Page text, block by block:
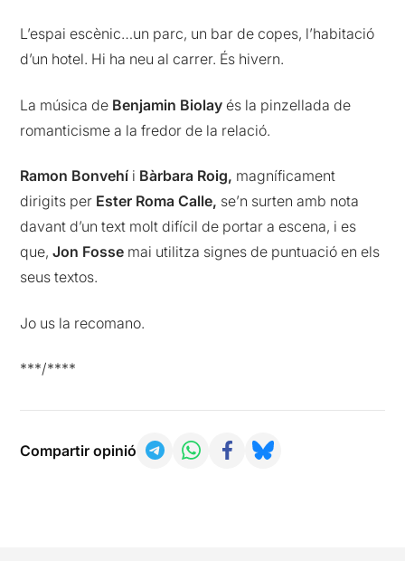
L’espai escènic…un parc, un bar de copes, l’habitació
d’un hotel. Hi ha neu al carrer. És hivern.
La música de Benjamin Biolay és la pinzellada de
romanticisme a la fredor de la relació.
Ramon Bonvehí i Bàrbara Roig, magníficament
dirigits per Ester Roma Calle, se’n surten amb nota
davant d’un text molt difícil de portar a escena, i es
que,Jon Fosse mai utilitza signes de puntuació en els
seus textos.
Jo us la recomano.
***/****
Compartir opinió